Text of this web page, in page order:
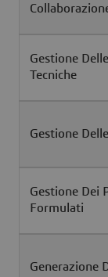
Gestione
Tecniche
Gestione
Gestione Dei
Formulati
Generazione